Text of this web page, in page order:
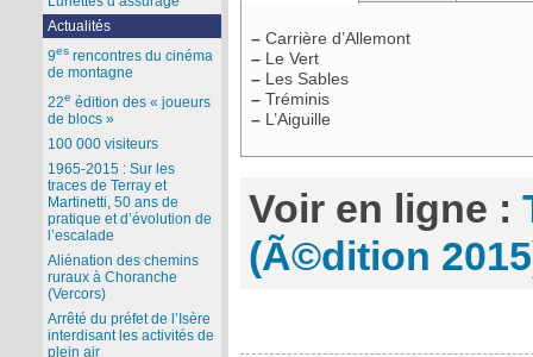
– Carrière d’Allemont
– Le Vert
– Les Sables
– Tréminis
– L’Aiguille
Voir en ligne :
(Ã©dition
Actualités
9esrencontres du cinéma
de montagne
22e édition des « joueurs
de blocs »
100 000 visiteurs
1965-2015 : Sur les
traces de Terray et
Martinetti, 50 ans de
pratique et d’évolution de
l’escalade
Aliénation des chemins
ruraux à Choranche
(Vercors)
Arrêté du préfet de l’Isère
interdisant les activités de
plein air